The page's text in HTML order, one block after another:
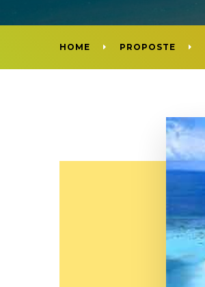
HOME PROPOSTE